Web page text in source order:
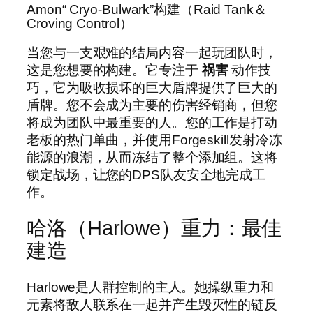
Amon“ Cryo-Bulwark”构建（Raid Tank＆
Croving Control）
当您与一支艰难的结局内容一起玩团队时，
这是您想要的构建。它专注于祸害动作技
巧，它为吸收损坏的巨大盾牌提供了巨大的
盾牌。您不会成为主要的伤害经销商，但您
将成为团队中最重要的人。您的工作是打动
老板的热门单曲，并使用Forgeskill发射冷冻
能源的浪潮，从而冻结了整个添加组。这将
锁定战场，让您的DPS队友安全地完成工
作。
哈洛（Harlowe）重力：最佳
建造
Harlowe是人群控制的主人。她操纵重力和
元素将敌人联系在一起并产生毁灭性的链反